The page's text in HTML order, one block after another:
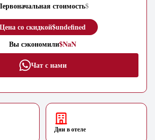
стоимость$
Цена со скидкой$undefined
Вы сэкономили$NaN
Чат с нами
Дни в отеле